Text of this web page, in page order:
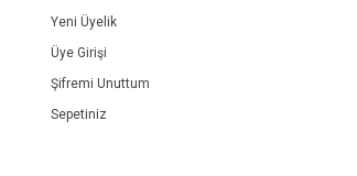
Yeni Üyelik
Üye Girişi
Şifremi Unuttum
Sepetiniz